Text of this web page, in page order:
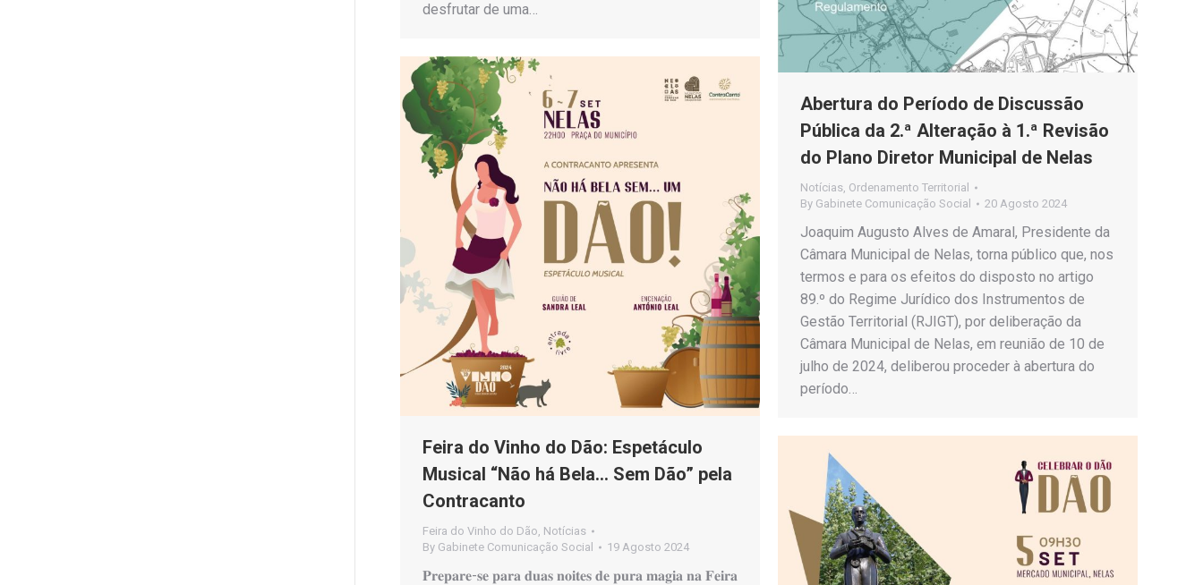
desfrutar de uma…
Abertura do Período de Discussão
Pública da 2.ª Alteração à 1.ª Revisão
do Plano Diretor Municipal de Nelas
Notícias, Ordenamento Territorial
By Gabinete Comunicação Social 20 Agosto 2024
Joaquim Augusto Alves de Amaral, Presidente da
Câmara Municipal de Nelas, torna público que, nos
termos e para os efeitos do disposto no artigo
89.º do Regime Jurídico dos Instrumentos de
Gestão Territorial (RJIGT), por deliberação da
Câmara Municipal de Nelas, em reunião de 10 de
julho de 2024, deliberou proceder à abertura do
período…
Feira do Vinho do Dão: Espetáculo
Musical “Não há Bela… Sem Dão” pela
Contracanto
Feira do Vinho do Dão, Notícias
By Gabinete Comunicação Social 19 Agosto 2024
𝐏𝐫𝐞𝐩𝐚𝐫𝐞-𝐬𝐞 𝐩𝐚𝐫𝐚 𝐝𝐮𝐚𝐬 𝐧𝐨𝐢𝐭𝐞𝐬 𝐝𝐞 𝐩𝐮𝐫𝐚 𝐦𝐚𝐠𝐢𝐚 𝐧𝐚 𝐅𝐞𝐢𝐫𝐚